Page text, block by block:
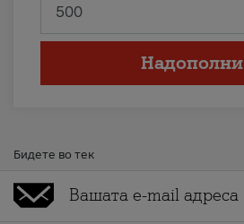
Надополни
Бидете во тек